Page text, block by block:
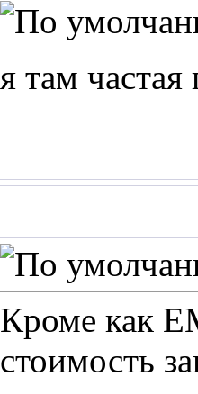
я там частая
Кроме как
стоимость